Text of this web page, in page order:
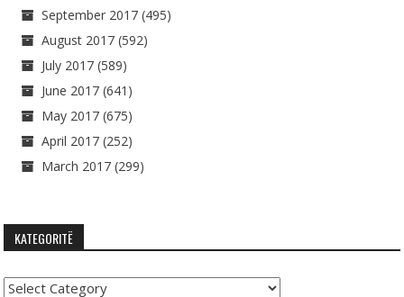
September 2017 (495)
August 2017 (592)
July 2017 (589)
June 2017 (641)
May 2017 (675)
April 2017 (252)
March 2017 (299)
KATEGORITË
Kategoritë